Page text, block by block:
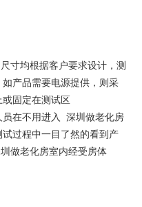
寸均根据客户要求设计，测
产品需要电源提供，则采
固定在测试区
在不用进入 深圳做老化房
过程中一目了然的看到产
做老化房室内经受房体